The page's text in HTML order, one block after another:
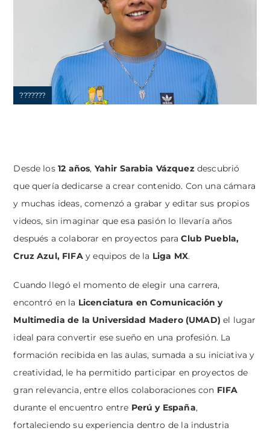
???????
Desde los12 años, Yahir Sarabia Vázquezdescubrió
que quería dedicarse a crear contenido. Con una cámara
y muchas ideas, comenzó a grabar y editar sus propios
videos, sin imaginar que esa pasión lo llevaría años
después a colaborar en proyectos paraClub Puebla,
Cruz Azul, FIFAy equipos de la Liga MX.
Cuando llegó el momento de elegir una carrera,
encontró en la Licenciatura en Comunicación y
Multimedia de la Universidad Madero (UMAD) el lugar
ideal para convertir ese sueño en una profesión. La
formación recibida en las aulas, sumada a su iniciativa y
creatividad, le ha permitido participar en proyectos de
gran relevancia, entre ellos colaboraciones con FIFA
durante el encuentro entre Perú y España,
fortaleciendo su experiencia dentro de la industria